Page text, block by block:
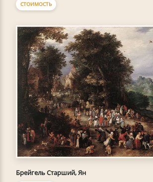
СТОИМОСТЬ
Брейгель Старший, Ян